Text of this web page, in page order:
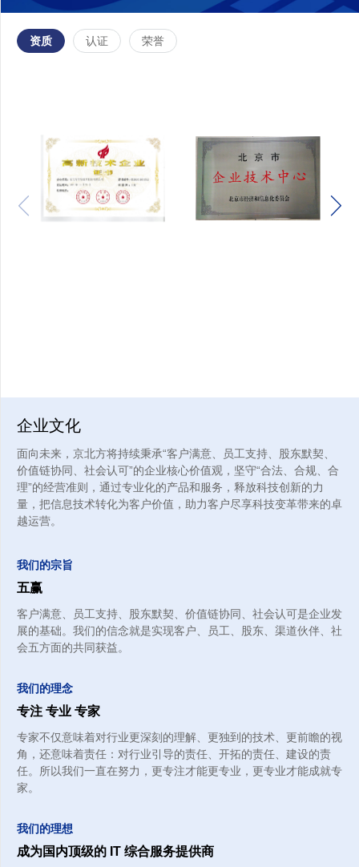
资质 认证 荣誉
CCRC软件安全开发服务（二级） CCRC信息系统安全运维服务（二级）
ISO9001质量管理体系
企业文化
面向未来，京北方将持续秉承“客户满意、员工支持、股东默契、
价值链协同、社会认可”的企业核心价值观，坚守“合法、合规、合
理”的经营准则，通过专业化的产品和服务，释放科技创新的力
量，把信息技术转化为客户价值，助力客户尽享科技变革带来的卓
越运营。
我们的宗旨
五赢
客户满意、员工支持、股东默契、价值链协同、社会认可是企业发
展的基础。我们的信念就是实现客户、员工、股东、渠道伙伴、社
会五方面的共同获益。
我们的理念
专注 专业 专家
专家不仅意味着对行业更深刻的理解、更独到的技术、更前瞻的视
角，还意味着责任：对行业引导的责任、开拓的责任、建设的责
任。所以我们一直在努力，更专注才能更专业，更专业才能成就专
家。
我们的理想
成为国内顶级的 IT 综合服务提供商